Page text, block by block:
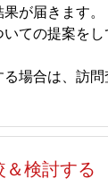
が届きます。
ての提案をし
場合は、訪
＆検討する